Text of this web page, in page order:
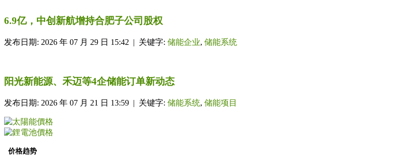
6.9亿，中创新航增持合肥子公司股权
发布日期: 2026 年 07 月 29 日 15:42 | 关键字: 储能企业, 储能系统
阳光新能源、禾迈等4企储能订单新动态
发布日期: 2026 年 07 月 21 日 13:59 | 关键字: 储能系统, 储能项目
价格趋势